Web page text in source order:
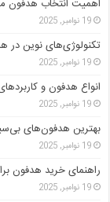
اهمیت انتخاب هدفون
19 نوامبر, 2025
تکنولوژی‌های نوین در
19 نوامبر, 2025
انواع هدفون و
19 نوامبر, 2025
بهترین هدفون‌های بی‌سیم
19 نوامبر, 2025
راهنمای خرید هدفون
19 نوامبر, 2025